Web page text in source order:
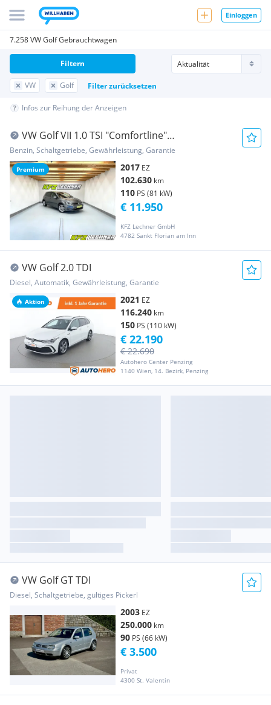
Einloggen
7.258 VW Golf Gebrauchtwagen
VW Golf Filter zurücksetzen
Filtern
Infos zur Reihung der Anzeigen
Premium
VW Golf VII 1.0 TSI "Comfortline"
SITZH*PDC*FREISP...
Benzin, Schaltgetriebe, Gewährleistung, Garantie
2017 EZ
102.630 km
110 PS (81 kW)
KFZ Lechner GmbH
4782 Sankt Florian am Inn
€ 11.950
Aktion
VW Golf 2.0 TDI
Diesel, Automatik, Gewährleistung, Garantie
2021 EZ
116.240 km
150 PS (110 kW)
Autohero Center Penzing
1140 Wien, 14. Bezirk, Penzing
€ 22.690
€ 22.190
VW Golf GT TDI
Diesel, Schaltgetriebe, gültiges Pickerl
2003 EZ
250.000 km
90 PS (66 kW)
Privat
4300 St. Valentin
€ 3.500